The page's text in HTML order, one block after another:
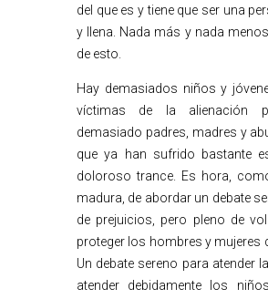
del que es y tiene que ser una
y llena. Nada más y nada
de esto.
Hay demasiados niños y
víctimas de la alienación
demasiado padres, madres y
que ya han sufrido bastante
doloroso trance. Es hora,
madura, de abordar un debate
de prejuicios, pero pleno de
proteger los hombres y mujeres
Un debate sereno para atender
atender debidamente los